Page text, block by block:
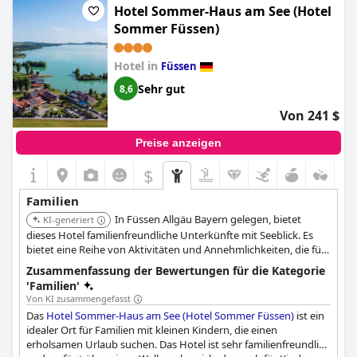
Hotel Sommer-Haus am See (Hotel
Sommer Füssen)
Hotel in Füssen
8,6 Sehr gut
Von 241 $
Preise anzeigen
$
Familien
KI-generiert
In Füssen Allgäu Bayern gelegen, bietet
dieses Hotel familienfreundliche Unterkünfte mit Seeblick. Es
bietet eine Reihe von Aktivitäten und Annehmlichkeiten, die für
Familien geeignet sind, die einen entspannenden Urlaub am See
suchen.
Zusammenfassung der Bewertungen für die Kategorie
'Familien'
Von KI zusammengefasst
Das Hotel Sommer-Haus am See (Hotel Sommer Füssen) ist ein
idealer Ort für Familien mit kleinen Kindern, die einen
erholsamen Urlaub suchen. Das Hotel ist sehr familienfreundlich